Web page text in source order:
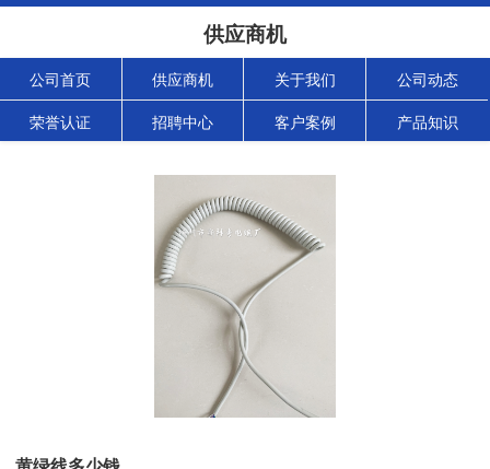
供应商机
公司首页 供应商机 关于我们 公司动态
荣誉认证 招聘中心 客户案例 产品知识